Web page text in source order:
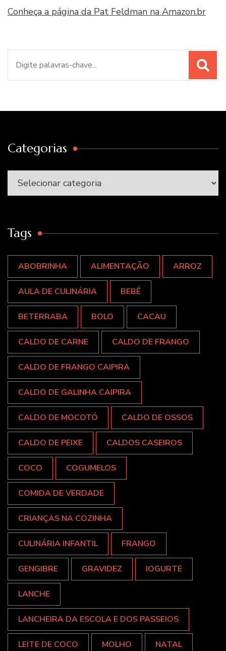
Conheça a página da Pat Feldman na Amazon.br
Categorias
Categorias
Tags
ABOBRINHA ALIMENTAÇÃO ARROZ
AULA DE CULINÁRIA BEBÊ
BETERRABA BOLO CACAU
CALDO DE CARNE CALDO DE FRANGO
CALDO DE FRANGO CAIPIRA
CALDO DE GALINHA CAIPIRA
CALDO DE MOCOTÓ CALDO DE OSSOS
CALDO DE PEIXE CALDOS CASEIROS
COCO COGUMELOS
COMIDA DE VERDADE
CRIANÇAS NA COZINHA
CULINÁRIA INFANTIL FRANGO
GENGIBRE GRAVIDEZ IOGURTE
LANCHE
LANCHEIRA DA ESCOLA E DOS PASSEIOS
LEITE DE COCO MOLHO NATAL